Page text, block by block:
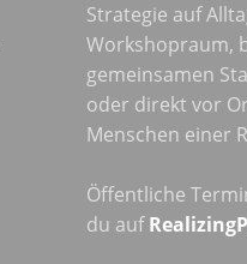
Strategie auf
Workshopraum,
gemeinsamen
oder direkt vor
Menschen einer
Öffentliche
du auf